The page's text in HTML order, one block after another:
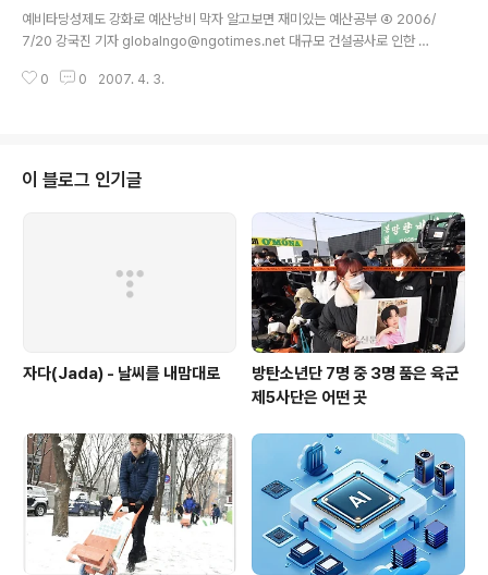
것은 39번이었다. 이 가운데 1% 이상 삭감한 것은 1949, 1965, 1990회계연
도 세 번 뿐이었다. 정부안은 이변이 없는 한 그대로 내년도 사업이 된다고 봐야
예비타당성제도 강화로 예산낭비 막자 알고보면 재미있는 예산공부 ④ 2006/
7/20 강국진 기자 globalngo@ngotimes.net 대규모 건설공사로 인한 막
와 정치적 이해관계로 인해 겉돌고 있다. 정창수 함께하는시민행동 전문위원은
는 사업의 타당성 여부를 예산당국이 직접 판단하는 시스템이다. 도입 첫 해부
터 2003년까지 예비타당성조사 결과를 보면 이 제도의 위력을 확인할 수 있다.
0 0 2007. 4. 3.
이 블로그 인기글
자다(Jada) - 날씨를 내맘대로
방탄소년단 7명 중 3명 품은 육군
제5사단은 어떤 곳